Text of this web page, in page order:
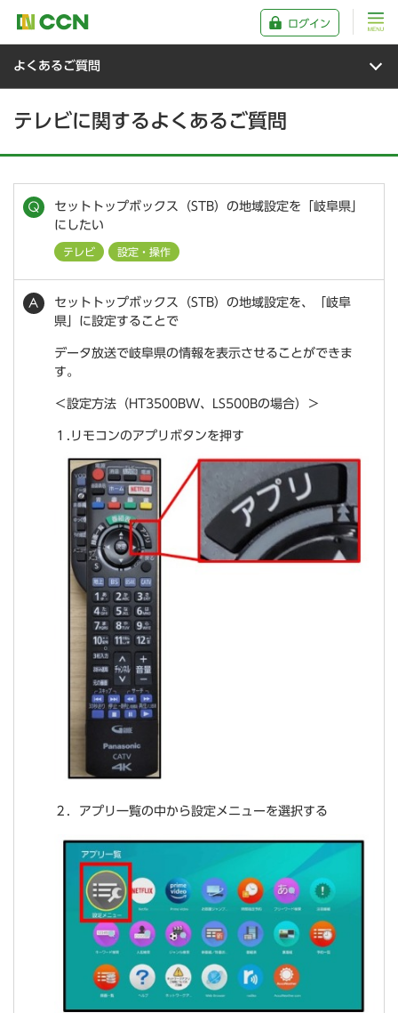
ログイン
よくあるご質問
テレビに関するよくあるご質問
セットトップボックス（STB）の地域設定を「岐阜県」
にしたい
テレビ 設定・操作
セットトップボックス（STB）の地域設定を、「岐阜
県」に設定することで
データ放送で岐阜県の情報を表示させることができま
す。
＜設定方法（HT3500BW、LS500Bの場合）＞
１.リモコンのアプリボタンを押す
２．アプリ一覧の中から設定メニューを選択する